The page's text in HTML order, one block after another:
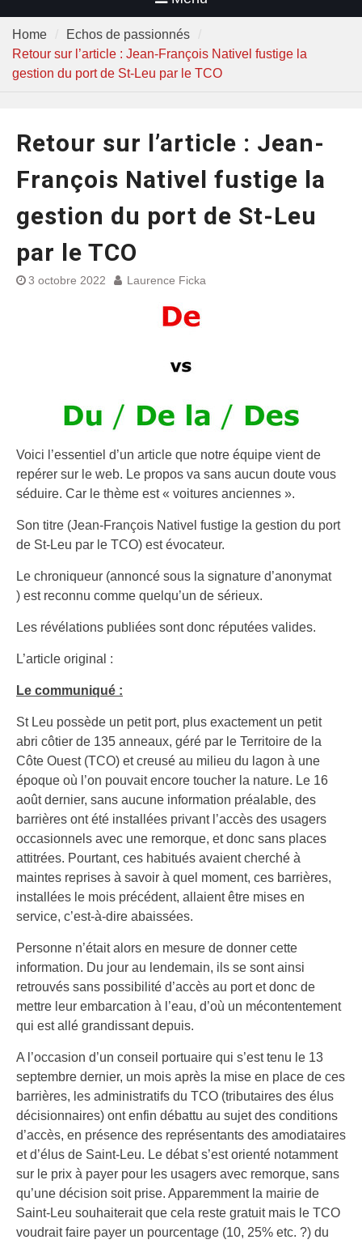
Home
Echos de passionnés
Retour sur l’article : Jean-François Nativel fustige la
gestion du port de St-Leu par le TCO
Retour sur l’article : Jean-
François Nativel fustige la
gestion du port de St-Leu
par le TCO
3 octobre 2022 Laurence Ficka
Voici l’essentiel d’un article que notre équipe vient de
repérer sur le web. Le propos va sans aucun doute vous
séduire. Car le thème est « voitures anciennes ».
Son titre (Jean-François Nativel fustige la gestion du port
de St-Leu par le TCO) est évocateur.
Le chroniqueur (annoncé sous la signature d’anonymat
) est reconnu comme quelqu’un de sérieux.
Les révélations publiées sont donc réputées valides.
L’article original :
Le communiqué :
St Leu possède un petit port, plus exactement un petit
abri côtier de 135 anneaux, géré par le Territoire de la
Côte Ouest (TCO) et creusé au milieu du lagon à une
époque où l’on pouvait encore toucher la nature. Le 16
août dernier, sans aucune information préalable, des
barrières ont été installées privant l’accès des usagers
occasionnels avec une remorque, et donc sans places
attitrées. Pourtant, ces habitués avaient cherché à
maintes reprises à savoir à quel moment, ces barrières,
installées le mois précédent, allaient être mises en
service, c’est-à-dire abaissées.
Personne n’était alors en mesure de donner cette
information. Du jour au lendemain, ils se sont ainsi
retrouvés sans possibilité d’accès au port et donc de
mettre leur embarcation à l’eau, d’où un mécontentement
qui est allé grandissant depuis.
A l’occasion d’un conseil portuaire qui s’est tenu le 13
septembre dernier, un mois après la mise en place de ces
barrières, les administratifs du TCO (tributaires des élus
décisionnaires) ont enfin débattu au sujet des conditions
d’accès, en présence des représentants des amodiataires
et d’élus de Saint-Leu. Le débat s’est orienté notamment
sur le prix à payer pour les usagers avec remorque, sans
qu’une décision soit prise. Apparemment la mairie de
Saint-Leu souhaiterait que cela reste gratuit mais le TCO
voudrait faire payer un pourcentage (10, 25% etc. ?) du